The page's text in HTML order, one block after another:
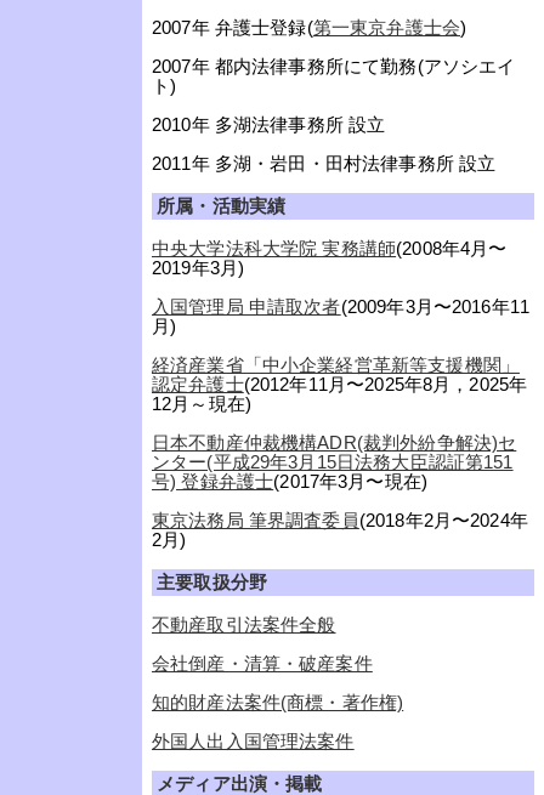
2007年 弁護士登録(第一東京弁護士会)
2007年 都内法律事務所にて勤務(アソシエイ
ト)
2010年 多湖法律事務所 設立
2011年 多湖・岩田・田村法律事務所 設立
所属・活動実績
中央大学法科大学院 実務講師(2008年4月〜
2019年3月)
入国管理局 申請取次者(2009年3月〜2016年11
月)
経済産業省「中小企業経営革新等支援機関」
認定弁護士(2012年11月〜2025年8月，2025年
12月～現在)
日本不動産仲裁機構ADR(裁判外紛争解決)セ
ンター(平成29年3月15日法務大臣認証第151
号) 登録弁護士(2017年3月〜現在)
東京法務局 筆界調査委員(2018年2月〜2024年
2月)
主要取扱分野
不動産取引法案件全般
会社倒産・清算・破産案件
知的財産法案件(商標・著作権)
外国人出入国管理法案件
メディア出演・掲載